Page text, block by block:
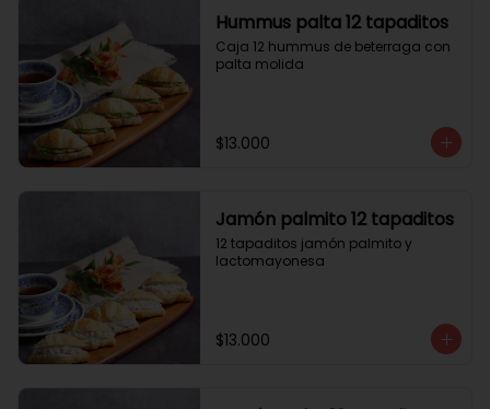
Hummus palta 12 tapaditos
Caja 12 hummus de beterraga con
palta molida
$13.000
Jamón palmito 12 tapaditos
12 tapaditos jamón palmito y
lactomayonesa
$13.000